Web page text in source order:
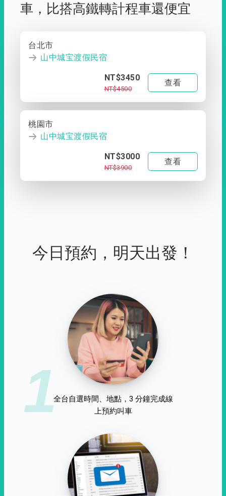
車， 比搭高鐵轉計程車還便宜
台北市
山中城宝渡假民宿
NT$3450
NT$4500
查看
桃園市
山中城宝渡假民宿
NT$3000
NT$3900
查看
今日預約，明天出發！
1全台自選時間、地點，3 分鐘完成線
上預約叫車